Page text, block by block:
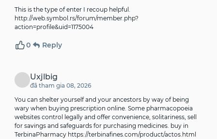
This is the type of enter I recoup helpful.
http://web.symbol.rs/forum/member.php?
action=profile&uid=1175004
0 Reply
Uxjlbig
đã tham gia 08, 2026
You can shelter yourself and your ancestors by way of being
wary when buying prescription online. Some pharmacopoeia
websites control legally and offer convenience, solitariness, sell
for savings and safeguards for purchasing medicines. buy in
TerbinaPharmacy https://terbinafines.com/product/actos.html